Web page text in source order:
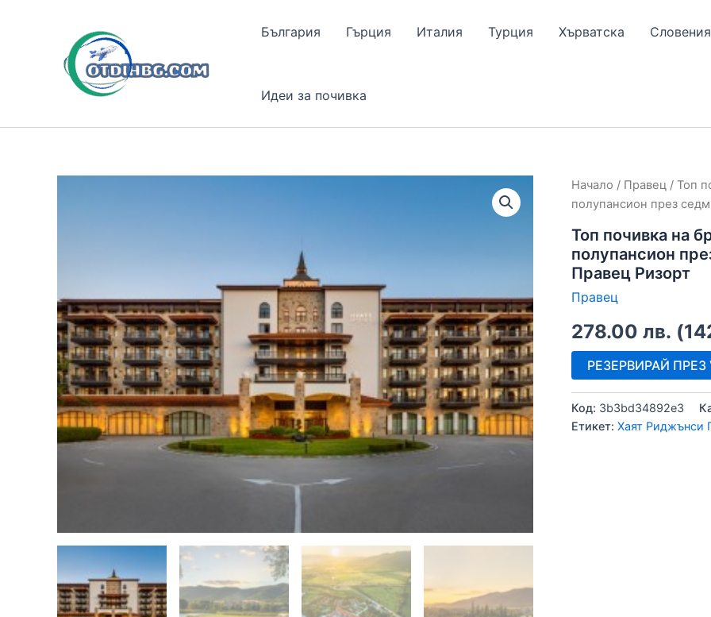
България Гърция Италия Турция Хърватска Словения
Идеи за почивка
Начало / Правец / Топ
полупансион през
Топ почивка на
полупансион
Правец Ризорт
Правец
278.00 лв. (
РЕЗЕРВИРАЙ ПРЕЗ
Код: 3b3bd34892e3
Етикет: Хаят Риджънси